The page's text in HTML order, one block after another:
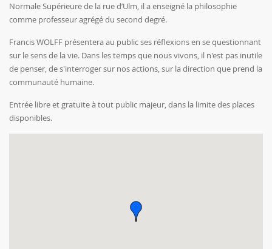
Normale Supérieure de la rue d’Ulm, il a enseigné la philosophie
comme professeur agrégé du second degré.
Francis WOLFF présentera au public ses réflexions en se questionnant
sur le sens de la vie. Dans les temps que nous vivons, il n'est pas inutile
de penser, de s'interroger sur nos actions, sur la direction que prend la
communauté humaine.
Entrée libre et gratuite à tout public majeur, dans la limite des places
disponibles.